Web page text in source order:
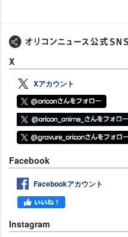
X
Xアカウント
Facebook
Facebookアカウント
Instagram